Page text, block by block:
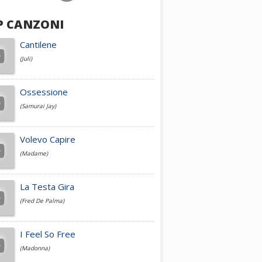
Achille Lauro
Cesare Cremonini
Jovanotti
Fedez
Simone Cristicchi
CANZONI
Cantilene
(Juli)
Ossessione
(Samurai Jay)
Volevo Capire
(Madame)
La Testa Gira
(Fred De Palma)
I Feel So Free
(Madonna)